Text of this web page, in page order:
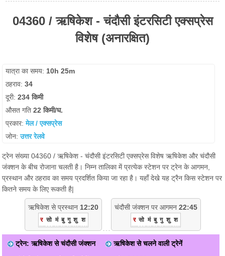
04360 / ऋषिकेश - चंदौसी इंटरसिटी एक्सप्रेस
विशेष (अनारक्षित)
यात्रा का समय: 10h 25m
ठहराव:34
दूरी:234 किमी
औसत गति22 किमी/घ.
प्रकार:मेल / एक्सप्रेस
जोन:उत्तर रेलवे
ट्रेन संख्या 04360 / ऋषिकेश - चंदौसी इंटरसिटी एक्सप्रेस विशेष ऋषिकेश और चंदौसी
जंक्शन के बीच रोजाना चलती है। निम्न तालिका में प्रत्येक स्टेशन पर ट्रेन के आगमन,
प्रस्थान और ठहराव का समय प्रदर्शित किया जा रहा है। यहाँ देखे यह ट्रैन किस स्टेशन पर
कितने समय के लिए रूकती है|
ऋषिकेश से प्रस्थान 12:20
र सो मं बु गु शु श
चंदौसी जंक्शन पर आगमन 22:45
र सो मं बु गु शु श
ट्रेन: ऋषिकेश से चंदौसी जंक्शन ऋषिकेश से चलने वाली ट्रेनें